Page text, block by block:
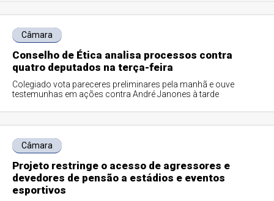
Câmara
Conselho de Ética analisa processos contra
quatro deputados na terça-feira
Colegiado vota pareceres preliminares pela manhã e ouve
testemunhas em ações contra André Janones à tarde
Câmara
Projeto restringe o acesso de agressores e
devedores de pensão a estádios e eventos
esportivos